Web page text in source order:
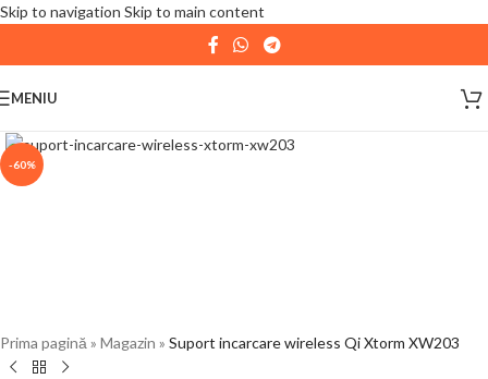
Skip to navigation Skip to main content
| 📦 Program livrari|In perioada11 August - 18
August,
expediate. Va multumim pentru intelegere!
MENIU
-60%
Prima pagină » Magazin » Suport incarcare wireless Qi Xtorm XW203